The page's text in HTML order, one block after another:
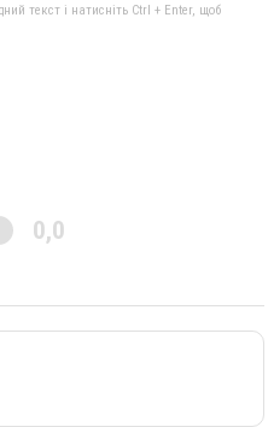
текст і натисніть Ctrl + Enter, щоб
0,0